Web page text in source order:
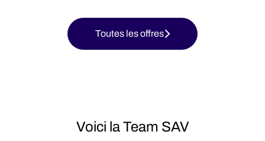
Toutes les offres
Voici la Team SAV